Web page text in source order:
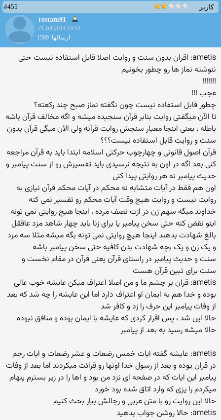
کاربر
#455
rostam91
21 Jul 2014 14:52
ارسالها: 1509
ametis: اقران بدون سنت و روایت اصلا قابل استفاده نیست حتی
ننوشته نماز ها رو چطور بخونیم
!!!!!!!
عجب !!!
چطور قابل استفاده نیست چون نگفته نماز صبح چند رکعته؟
تا الآن میگفتی روایت بنابر قرآن سنجیده میشه و اگه مخالف قرآن باشه
باطله ، یعنی اینجا معیار سنجش روایت قرآنه ولی الآن میگی قرآن بدون
سنت و روایت قابل استفاده نیست؟؟؟
قرآن اصول قانونی و چهارچوب حرکتی اسلامه ابتدا باید به قرآن مراجعه
کنی بعد اگه در اون به نتیجه نرسیدی باید تفسیرش رو از سنت پیامبر و
حدیث پیامبر نه هر روایتی پیدا کنی
اون هم فقط در آیات متشابه نه محکم در آیات محکم قرآن نیازی به
روایت نیست و روایت هیچ وقت آیات محکم رو تفسیر نمی کنه
خداوند میگه سهم زن در ازث نصف مرده ، اینجا هیچ روایتی نمی تونه
اینو نقض کنه حتی سخن پیامبر یا برای زنا باید چهار شاهد مزد عاققل
بالغ شهادت بدهند اینجا هیچ روایتی نمی تونه بگه میشه مثلا سه مرد
و یک زن و یک بچه شهادت بدن کافیه حتی سخن پیامبر باشه
سنت و حدیث پیامبر در راستای قرآن یعنی قرآن در مقام نخست و
سنت برای تبین قرآن هست
ametis: قران بر چشم ما و من اصلا اعتراف میکن عایشه خوب عالی
بوده و خدا هم به ایمان او اعتراف دارد اما این عایشه را چه شد که بعد
از وفات پیامبر این حرف را زد و کافر شد
حالا این شد ، پس اقرار کردی که عایشه با ایمان بوده و منافق نبوده
حالا میشه رسید به بعد از پیامبر
ametis: عایشه گفته ایات خمس رضعات و عشر رضعات و ایات رجم
در قران یوده و بعد از رسول خدا اونها رو قرائت میکردند اما بعد از وفات
پیامبر این ایات که در صفحه ای نزد من بود و اها را در زیر بسترم پنهام
میکردم را یزی که وارد اتاق شده بود خورد
حالا این روایت رو با متن عربی و رجالش بیار بحث کنیم
ametis: حالا روشن جواب بدهید